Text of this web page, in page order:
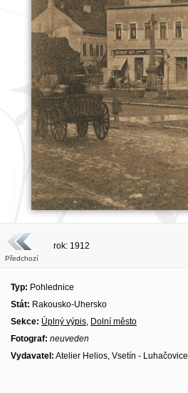
Předchozí
rok: 1912
Typ: Pohlednice
Stát: Rakousko-Uhersko
Sekce: Úplný výpis, Dolní město
Fotograf: neuveden
Vydavatel: Atelier Helios, Vsetín - Luhačovice